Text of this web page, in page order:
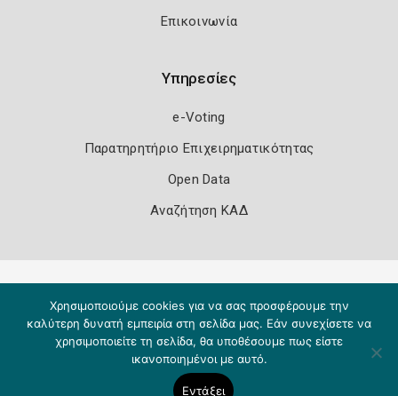
Επικοινωνία
Υπηρεσίες
e-Voting
Παρατηρητήριο Επιχειρηματικότητας
Open Data
Αναζήτηση ΚΑΔ
Χρησιμοποιούμε cookies για να σας προσφέρουμε την
καλύτερη δυνατή εμπειρία στη σελίδα μας. Εάν συνεχίσετε να
χρησιμοποιείτε τη σελίδα, θα υποθέσουμε πως είστε
ικανοποιημένοι με αυτό.
Εντάξει
Copyright 2026 Knowledge A.E.